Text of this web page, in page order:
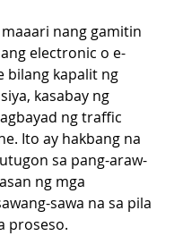
maaari nang gamitin
electronic o e-
bilang kapalit ng
kasabay ng
ng traffic
Ito ay hakbang na
sa pang-araw-
ng mga
sawa na sa pila
proseso.